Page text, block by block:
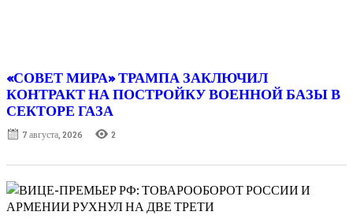
«СОВЕТ МИРА» ТРАМПА ЗАКЛЮЧИЛ
КОНТРАКТ НА ПОСТРОЙКУ ВОЕННОЙ БАЗЫ В
СЕКТОРЕ ГАЗА
Posted
7 августа, 2026 2